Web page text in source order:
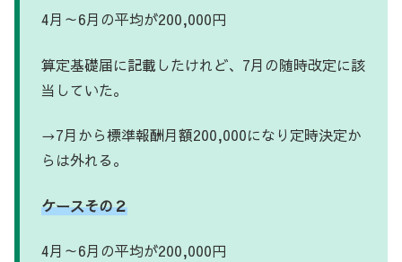
4月～6月の平均が200,000円
算定基礎届に記載したけれど、7月の随時改定に該
当していた。
→7月から標準報酬月額200,000になり定時決定か
らは外れる。
ケースその２
4月～6月の平均が200,000円